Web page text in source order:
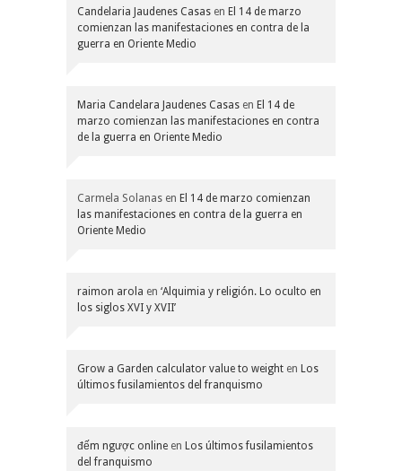
Candelaria Jaudenes Casas en El 14 de marzo
comienzan las manifestaciones en contra de la
guerra en Oriente Medio
Maria Candelara Jaudenes Casas en El 14 de
marzo comienzan las manifestaciones en contra
de la guerra en Oriente Medio
Carmela Solanas en El 14 de marzo comienzan
las manifestaciones en contra de la guerra en
Oriente Medio
raimon arola en ‘Alquimia y religión. Lo oculto en
los siglos XVI y XVII’
Grow a Garden calculator value to weight en Los
últimos fusilamientos del franquismo
đếm ngược online en Los últimos fusilamientos
del franquismo